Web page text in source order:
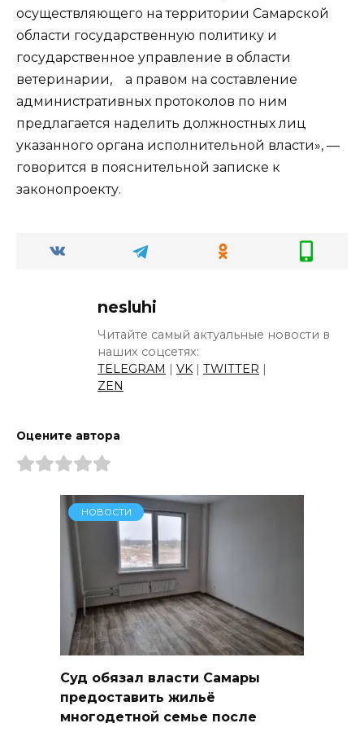
осуществляющего на территории Самарской
области государственную политику и
государственное управление в области
ветеринарии, а правом на составление
административных протоколов по ним
предлагается наделить должностных лиц
указанного органа исполнительной власти», —
говорится в пояснительной записке к
законопроекту.
nesluhi
Читайте самый актуальные новости в
наших соцсетях:
TELEGRAM | VK | TWITTER |
ZEN
Оцените автора
НОВОСТИ
Суд обязал власти Самары
предоставить жильё
многодетной семье после